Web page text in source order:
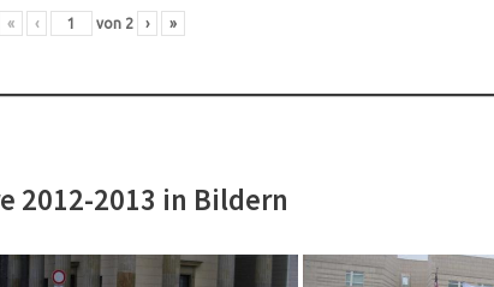
« ‹ von 2 › »
2012-2013 in Bildern